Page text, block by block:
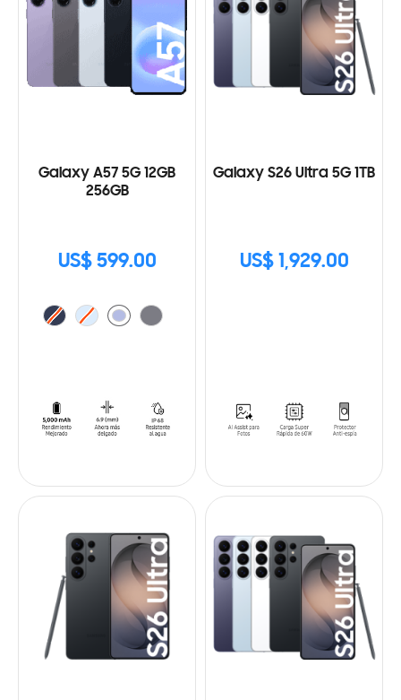
Galaxy A57 5G 12GB
256GB
US$ 599.00
Galaxy S26 Ultra 5G 1TB
US$ 1,929.00